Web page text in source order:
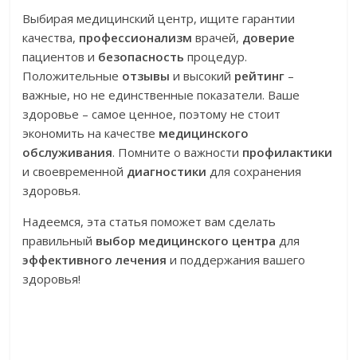
Выбирая медицинский центр, ищите гарантии
качества, профессионализм врачей, доверие
пациентов и безопасность процедур.
Положительные отзывы и высокий рейтинг –
важные, но не единственные показатели. Ваше
здоровье – самое ценное, поэтому не стоит
экономить на качестве медицинского
обслуживания. Помните о важности профилактики
и своевременной диагностики для сохранения
здоровья.
Надеемся, эта статья поможет вам сделать
правильный выбор медицинского центра для
эффективного лечения и поддержания вашего
здоровья!